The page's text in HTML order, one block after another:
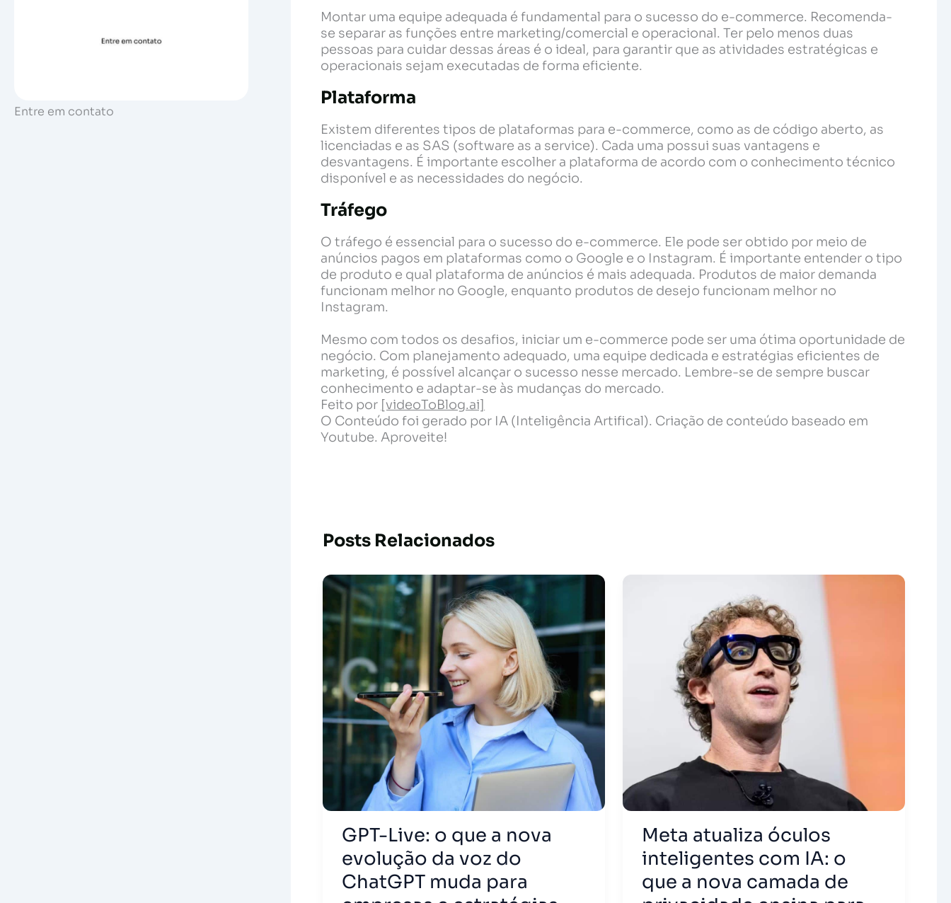
Entre em contato
Montar uma equipe adequada é fundamental para o sucesso do e-commerce. Recomenda-
se separar as funções entre marketing/comercial e operacional. Ter pelo menos duas
pessoas para cuidar dessas áreas é o ideal, para garantir que as atividades estratégicas e
operacionais sejam executadas de forma eficiente.
Plataforma
Existem diferentes tipos de plataformas para e-commerce, como as de código aberto, as
licenciadas e as SAS (software as a service). Cada uma possui suas vantagens e
desvantagens. É importante escolher a plataforma de acordo com o conhecimento técnico
disponível e as necessidades do negócio.
Tráfego
O tráfego é essencial para o sucesso do e-commerce. Ele pode ser obtido por meio de
anúncios pagos em plataformas como o Google e o Instagram. É importante entender o tipo
de produto e qual plataforma de anúncios é mais adequada. Produtos de maior demanda
funcionam melhor no Google, enquanto produtos de desejo funcionam melhor no
Instagram.
Mesmo com todos os desafios, iniciar um e-commerce pode ser uma ótima oportunidade de
negócio. Com planejamento adequado, uma equipe dedicada e estratégias eficientes de
marketing, é possível alcançar o sucesso nesse mercado. Lembre-se de sempre buscar
conhecimento e adaptar-se às mudanças do mercado.
Feito por [videoToBlog.ai]
O Conteúdo foi gerado por IA (Inteligência Artifical). Criação de conteúdo baseado em
Youtube. Aproveite!
Posts Relacionados
GPT-Live: o que a nova
evolução da voz do
ChatGPT muda para
Meta atualiza óculos
inteligentes com IA: o
que a nova camada de